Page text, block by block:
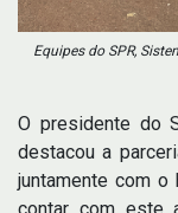
Equipes do SPR,
O presidente do
destacou a
juntamente com o